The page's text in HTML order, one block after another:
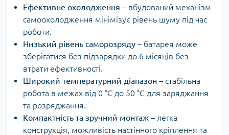
Ефективне охолодження – вбудований механізм
самоохолодження мінімізує рівень шуму під час
роботи.
Низький рівень саморозряду – батарея може
зберігатися без підзарядки до 6 місяців без
втрати ефективності.
Широкий температурний діапазон – стабільна
робота в межах від 0 °C до 50 °C для заряджання
та розряджання.
Компактність та зручний монтаж – легка
конструкція, можливість настінного кріплення та